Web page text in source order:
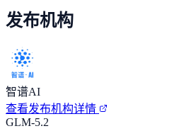
发布机构
智谱AI
查看发布机构详情
GLM-5.2